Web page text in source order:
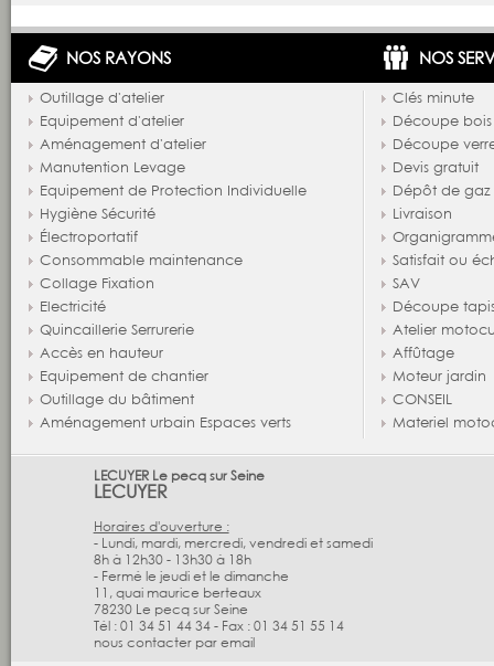
NOS RAYONS
Outillage d'atelier
Equipement d'atelier
Aménagement d'atelier
Manutention Levage
Equipement de Protection Individuelle
Hygiène Sécurité
Électroportatif
Consommable maintenance
Collage Fixation
Electricité
Quincaillerie Serrurerie
Accès en hauteur
Equipement de chantier
Outillage du bâtiment
Aménagement urbain Espaces verts
NOS
Clés minute
Découpe bois
Découpe
Devis gratuit
Dépôt de gaz
Livraison
Satisfait ou
SAV
Découpe
Atelier
Affûtage
Moteur jardin
CONSEIL
Materiel
LECUYER Le pecq sur Seine
LECUYER
Horaires d'ouverture :
- Lundi, mardi, mercredi, vendredi et samedi
8h à 12h30 - 13h30 à 18h
- Fermé le jeudi et le dimanche
11, quai maurice berteaux
78230 Le pecq sur Seine
Tél : 01 34 51 44 34 - Fax : 01 34 51 55 14
nous contacter par email